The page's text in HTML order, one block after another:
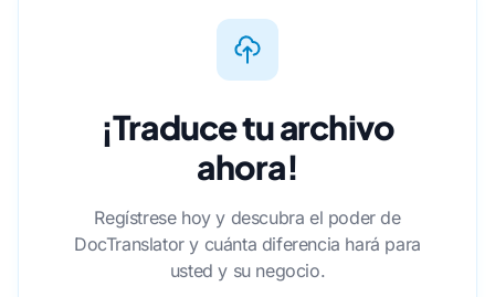
¡Traduce tu archivo
ahora!
Regístrese hoy y descubra el poder de
DocTranslator y cuánta diferencia hará para
usted y su negocio.